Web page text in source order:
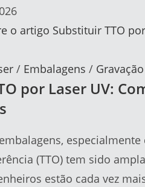
/ Embalagens /
por Laser UV:
(TTO) tem sido
estão cada vez